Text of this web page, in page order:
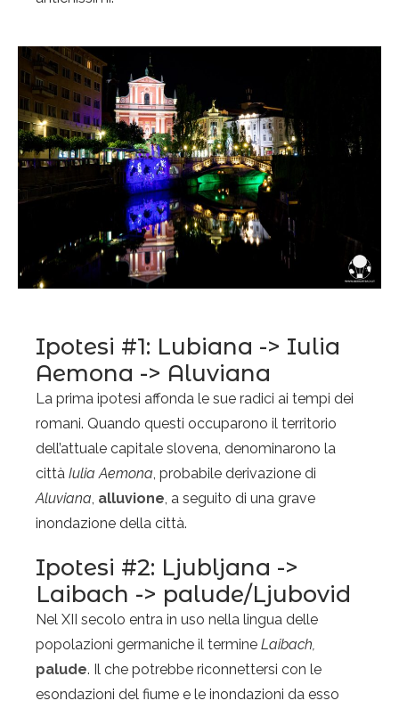
Ipotesi #1: Lubiana -> Iulia
Aemona -> Aluviana
La prima ipotesi affonda le sue radici ai tempi dei
romani. Quando questi occuparono il territorio
dell’attuale capitale slovena, denominarono la
città Iulia Aemona, probabile derivazione di
Aluviana, alluvione, a seguito di una grave
inondazione della città.
Ipotesi #2: Ljubljana ->
Laibach -> palude/Ljubovid
Nel XII secolo entra in uso nella lingua delle
popolazioni germaniche il termine Laibach,
palude. Il che potrebbe riconnettersi con le
esondazioni del fiume e le inondazioni da esso